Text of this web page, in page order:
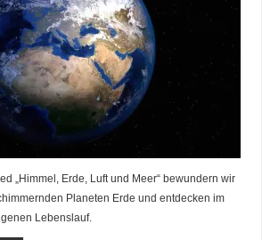
„Himmel, Erde, Luft und Meer“ bewundern wir
Planeten Erde und entdecken im
Lebenslauf.